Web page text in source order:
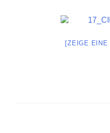
[ZEIGE EINE